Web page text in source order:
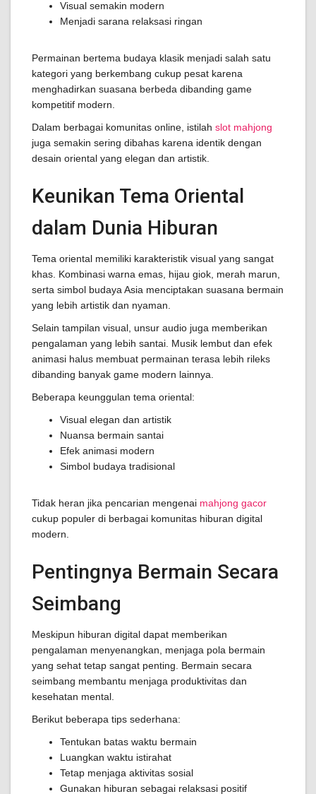
Visual semakin modern
Menjadi sarana relaksasi ringan
Permainan bertema budaya klasik menjadi salah satu
kategori yang berkembang cukup pesat karena
menghadirkan suasana berbeda dibanding game
kompetitif modern.
Dalam berbagai komunitas online, istilah slot mahjong
juga semakin sering dibahas karena identik dengan
desain oriental yang elegan dan artistik.
Keunikan Tema Oriental
dalam Dunia Hiburan
Tema oriental memiliki karakteristik visual yang sangat
khas. Kombinasi warna emas, hijau giok, merah marun,
serta simbol budaya Asia menciptakan suasana bermain
yang lebih artistik dan nyaman.
Selain tampilan visual, unsur audio juga memberikan
pengalaman yang lebih santai. Musik lembut dan efek
animasi halus membuat permainan terasa lebih rileks
dibanding banyak game modern lainnya.
Beberapa keunggulan tema oriental:
Visual elegan dan artistik
Nuansa bermain santai
Efek animasi modern
Simbol budaya tradisional
Tidak heran jika pencarian mengenai mahjong gacor
cukup populer di berbagai komunitas hiburan digital
modern.
Pentingnya Bermain Secara
Seimbang
Meskipun hiburan digital dapat memberikan
pengalaman menyenangkan, menjaga pola bermain
yang sehat tetap sangat penting. Bermain secara
seimbang membantu menjaga produktivitas dan
kesehatan mental.
Berikut beberapa tips sederhana:
Tentukan batas waktu bermain
Luangkan waktu istirahat
Tetap menjaga aktivitas sosial
Gunakan hiburan sebagai relaksasi positif